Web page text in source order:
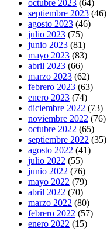
octubre 2023 (64)
septiembre 2023 (46)
agosto 2023 (46)
julio 2023 (75)
junio 2023 (81)
mayo 2023 (83)
abril 2023 (66)
marzo 2023 (62)
febrero 2023 (63)
enero 2023 (74)
diciembre 2022 (73)
noviembre 2022 (76)
octubre 2022 (65)
septiembre 2022 (35)
agosto 2022 (41)
julio 2022 (55)
junio 2022 (76)
mayo 2022 (79)
abril 2022 (70)
marzo 2022 (80)
febrero 2022 (57)
enero 2022 (15)